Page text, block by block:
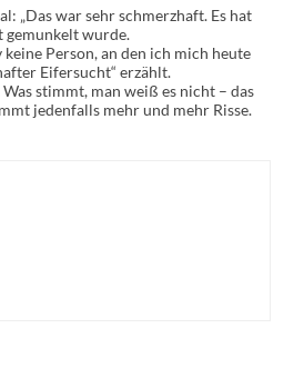
„Das war sehr schmerzhaft. Es hat
gemunkelt wurde.
Person, an den ich mich heute
Eifersucht“ erzählt.
stimmt, man weiß es nicht – das
jedenfalls mehr und mehr Risse.